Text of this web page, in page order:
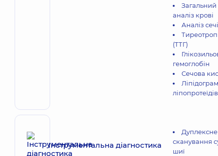
аналіз крові
Аналіз
(ТТГ)
гемоглобін
Сечова
Інструментальна діагностика
Дуплексне
сканування
шиї